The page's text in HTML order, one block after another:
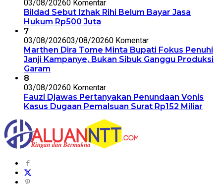
03/08/20260 Komentar
Bildad Sebut Izhak Rihi Belum Bayar Jasa
Hukum Rp500 Juta
7
03/08/202603/08/20260 Komentar
Marthen Dira Tome Minta Bupati Fokus Penuhi
Janji Kampanye, Bukan Sibuk Ganggu Produksi
Garam
8
03/08/20260 Komentar
Fauzi Djawas Pertanyakan Penundaan Vonis
Kasus Dugaan Pemalsuan Surat Rp152 Miliar